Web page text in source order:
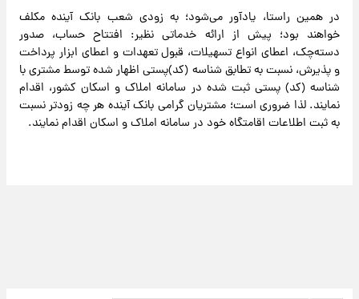
در همین راستا، یادآور می‌شود؛ به زودی شعب بانک آینده مکلف‌‌
خواهند بود؛ پیش از ارائه خدماتی نظیر: افتتاح حساب، صدور
دسته‌چک، اعطای انواع تسهیلات، قبول تعهدات و اعطای ابزار پرداخت
و پذیرش، نسبت به تطابق شناسه (کد)پستی اظهار شده توسط مشتری با
شناسه (کد) پستی ثبت شده در سامانه املاک و اسکان کشور، اقدام
نمایند. لذا ضروری است؛ مشتریان گرامی بانک آینده هر چه زودتر نسبت
به ثبت اطلاعات اقامتگاه خود در سامانه املاک و اسکان اقدام نمایند.